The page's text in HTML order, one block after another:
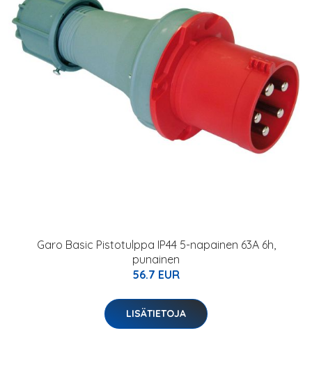
Garo Basic Pistotulppa IP44 5-napainen 63A 6h,
punainen
56.7 EUR
LISÄTIETOJA